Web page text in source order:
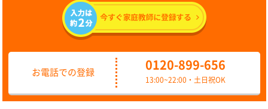
お電話での登録
0120-899-656
13:00~22:00・土日祝OK